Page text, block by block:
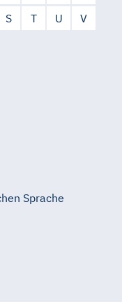
S T U
V
Sprache